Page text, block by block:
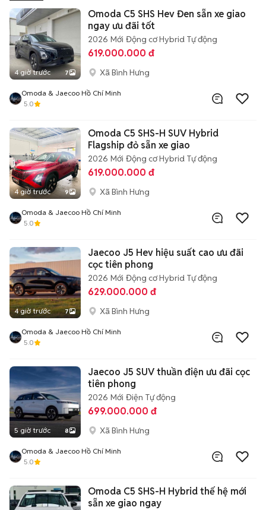
4 giờ trước 7
Omoda C5 SHS Hev Đen sẵn xe giao
ngay ưu đãi tốt
2026 Mới Động cơ Hybrid Tự động
619.000.000 đ
Xã Bình Hưng
Omoda & Jaecoo Hồ Chí Minh
5.0
4 giờ trước 9
Omoda C5 SHS-H SUV Hybrid
Flagship đỏ sẵn xe giao
2026 Mới Động cơ Hybrid Tự động
619.000.000 đ
Xã Bình Hưng
Omoda & Jaecoo Hồ Chí Minh
5.0
4 giờ trước 7
Jaecoo J5 Hev hiệu suất cao ưu đãi
cọc tiên phong
2026 Mới Động cơ Hybrid Tự động
629.000.000 đ
Xã Bình Hưng
Omoda & Jaecoo Hồ Chí Minh
5.0
5 giờ trước 8
Jaecoo J5 SUV thuần điện ưu đãi cọc
tiên phong
2026 Mới Điện Tự động
699.000.000 đ
Xã Bình Hưng
Omoda & Jaecoo Hồ Chí Minh
5.0
Omoda C5 SHS-H Hybrid thế hệ mới
sẵn xe giao ngay